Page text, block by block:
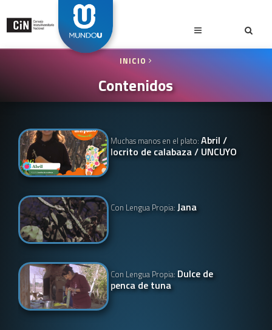
INICIO
Contenidos
Muchas manos en el plato:Abril /
locrito de calabaza / UNCUYO
Con Lengua Propia:Jana
Con Lengua Propia: Dulce de
penca de tuna